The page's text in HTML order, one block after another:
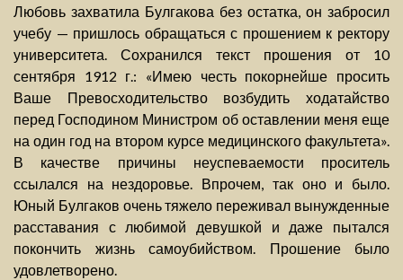
Любовь захватила Булгакова без остатка, он забросил
учебу — пришлось обращаться с прошением к ректору
университета. Сохранился текст прошения от 10
сентября 1912 г.: «Имею честь покорнейше просить
Ваше Превосходительство возбудить ходатайство
перед Господином Министром об оставлении меня еще
на один год на втором курсе медицинского факультета».
В качестве причины неуспеваемости проситель
ссылался на нездоровье. Впрочем, так оно и было.
Юный Булгаков очень тяжело переживал вынужденные
расставания с любимой девушкой и даже пытался
покончить жизнь самоубийством. Прошение было
удовлетворено.